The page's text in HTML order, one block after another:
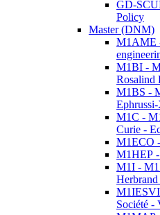
GD-
Policy
Master (DNM)
M1AME
M1BI -
Rosalind
M1BS -
M1C -
Curie -
M1ECO
M1HEP
M1I - M1
Société -